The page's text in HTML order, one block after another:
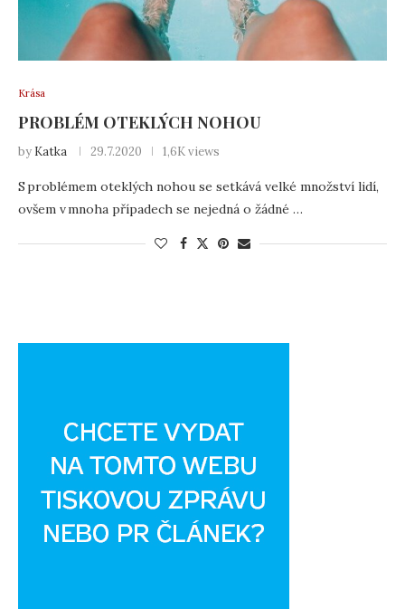
Krása
PROBLÉM OTEKLÝCH NOHOU
by Katka 29.7.2020 1,6K views
S problémem oteklých nohou se setkává velké množství lidí,
ovšem v mnoha případech se nejedná o žádné …